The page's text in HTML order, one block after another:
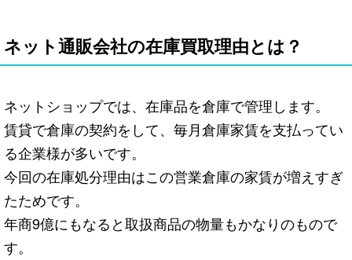
ネット通販会社の在庫買取理由とは？
ネットショップでは、在庫品を倉庫で管理します。
賃貸で倉庫の契約をして、毎月倉庫家賃を支払ってい
る企業様が多いです。
今回の在庫処分理由はこの営業倉庫の家賃が増えすぎ
たためです。
年商9億にもなると取扱商品の物量もかなりのもので
す。